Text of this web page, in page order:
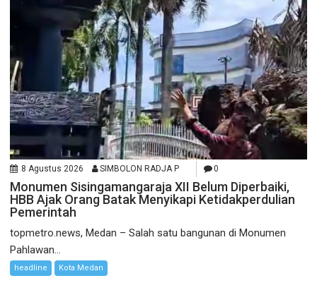
8 Agustus 2026 SIMBOLON RADJA P 0
Monumen Sisingamangaraja XII Belum Diperbaiki,
HBB Ajak Orang Batak Menyikapi Ketidakperdulian
Pemerintah
topmetro.news, Medan – Salah satu bangunan di Monumen
Pahlawan...
headline Kota Medan